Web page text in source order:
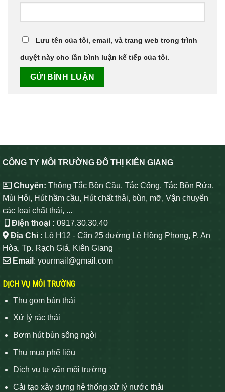
Lưu tên của tôi, email, và trang web trong trình
duyệt này cho lần bình luận kế tiếp của tôi.
CÔNG TY MÔI TRƯỜNG ĐÔ THỊ KIÊN GIANG
Chuyên: Thông Tắc Bồn Cầu, Tắc Cống, Tắc Bồn Rửa,
Mùi Hôi, Hút hầm cầu, Hút chất thải, bùn, mỡ, Vận chuyển
các loại chất thải, ...
Điện thoại : 0917.30.30.40
Địa Chỉ : Lô H12 - Căn 25 đường Lê Hồng Phong, P. An
Hòa, Tp. Rạch Giá, Kiên Giang
Email : yourmail@gmail.com
DỊCH VỤ MÔI TRƯỜNG
Thu gom bùn thải
Xử lý rác thải
Bơm hút bùn sông ngòi
Thu mua phế liệu
Dịch vụ tư vấn môi trường
Cải tạo xây dựng hệ thống xử lý nước thải